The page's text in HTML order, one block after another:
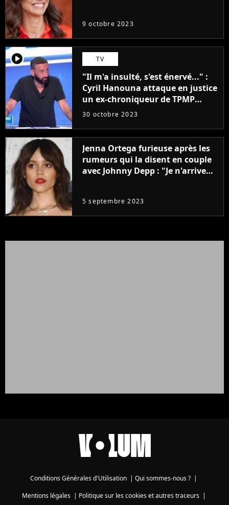
9 octobre 2023
player2 TV
"Il m'a insulté, s'est énervé..." :
Cyril Hanouna attaque en justice
un ex-chroniqueur de TPMP
après de graves accusations
30 octobre 2023
Jenna Ortega furieuse après les
rumeurs qui la disent en couple
avec Johnny Depp : "Je n'arrive
5 septembre 2023
Conditions Générales d'Utilisation | Qui sommes-nous ? |
Mentions légales| Politique sur les cookies et autres traceurs|